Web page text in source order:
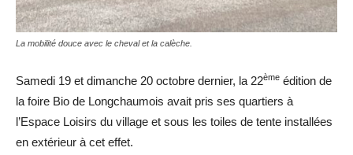
La mobilité douce avec le cheval et la calèche.
Samedi 19 et dimanche 20 octobre dernier, la 22ème édition de
la foire Bio de Longchaumois avait pris ses quartiers à
l’Espace Loisirs du village et sous les toiles de tente installées
en extérieur à cet effet.